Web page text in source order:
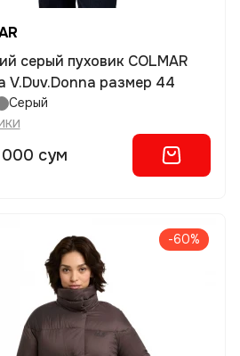
серый пуховик COLMAR
V.Duv.Donna размер 44
Серый
сум
-60%